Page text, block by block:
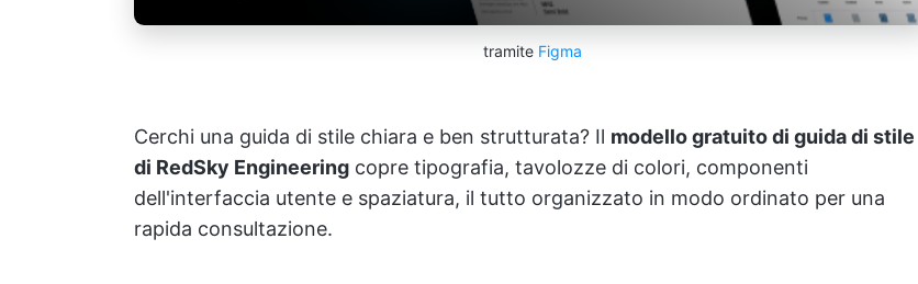
tramite Figma
Cerchi una guida di stile chiara e ben strutturata? Il modello gratuito di guida di stile
di RedSky Engineering copre tipografia, tavolozze di colori, componenti
dell'interfaccia utente e spaziatura, il tutto organizzato in modo ordinato per una
rapida consultazione.